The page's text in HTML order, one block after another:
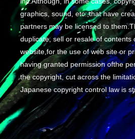
graphics, sound, etc.,that have
partners may be licensed to
duplicate, sell or resale of contents
website,for the use of web site or
having granted permission ofthe
the copyright, cut across the
Japanese copyright control law is